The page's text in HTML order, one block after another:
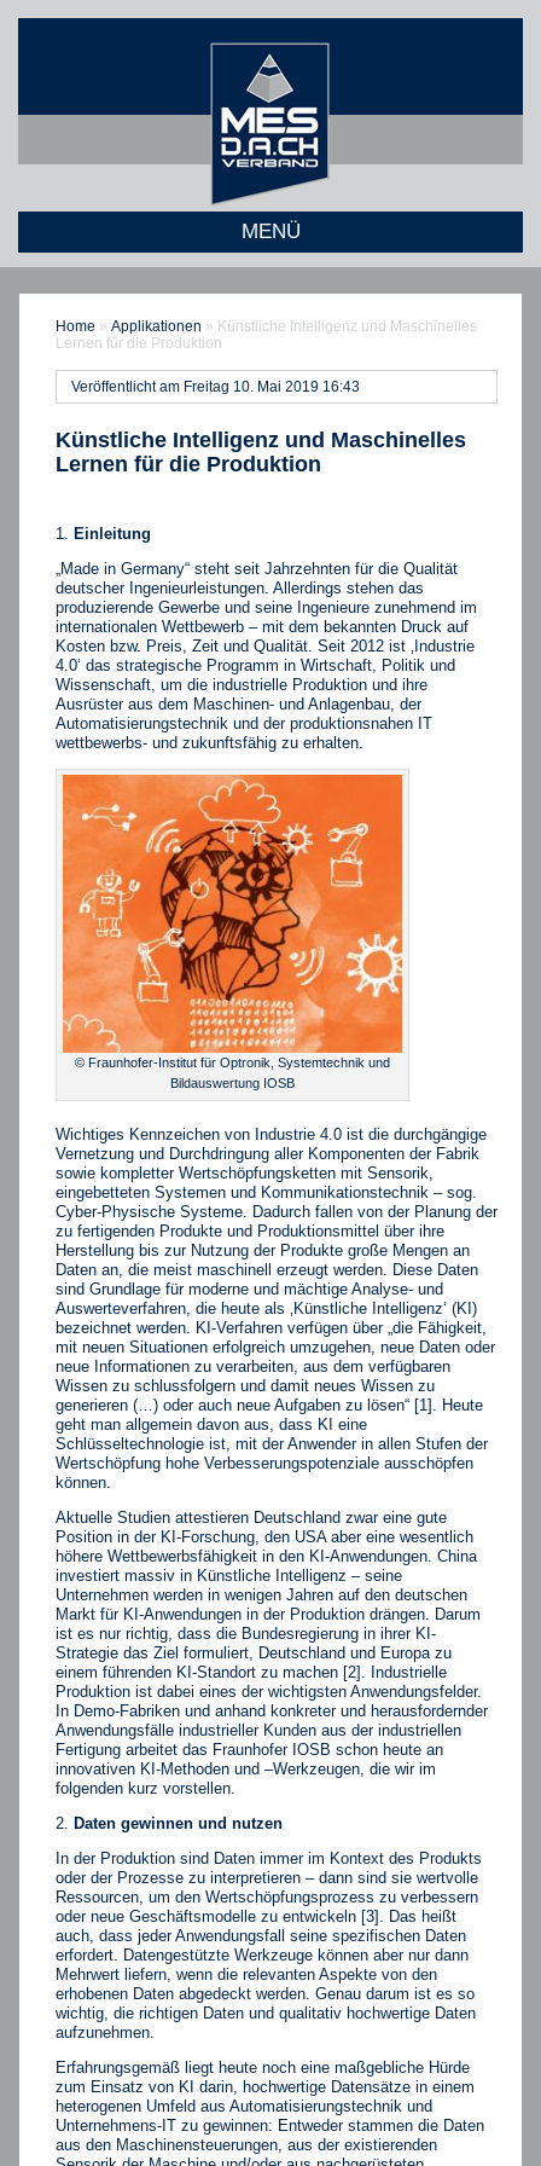
MENÜ
Home » Applikationen » Künstliche Intelligenz und Maschinelles
Lernen für die Produktion
Veröffentlicht am Freitag 10. Mai 2019 16:43
Künstliche Intelligenz und Maschinelles
Lernen für die Produktion
Einleitung
„Made in Germany“ steht seit Jahrzehnten für die Qualität
deutscher Ingenieurleistungen. Allerdings stehen das
produzierende Gewerbe und seine Ingenieure zunehmend im
internationalen Wettbewerb – mit dem bekannten Druck auf
Kosten bzw. Preis, Zeit und Qualität. Seit 2012 ist ‚Industrie
4.0‘ das strategische Programm in Wirtschaft, Politik und
Wissenschaft, um die industrielle Produktion und ihre
Ausrüster aus dem Maschinen- und Anlagenbau, der
Automatisierungstechnik und der produktionsnahen IT
wettbewerbs- und zukunftsfähig zu erhalten.
© Fraunhofer-Institut für Optronik, Systemtechnik und
Bildauswertung IOSB
Wichtiges Kennzeichen von Industrie 4.0 ist die durchgängige
Vernetzung und Durchdringung aller Komponenten der Fabrik
sowie kompletter Wertschöpfungsketten mit Sensorik,
eingebetteten Systemen und Kommunikationstechnik – sog.
Cyber-Physische Systeme. Dadurch fallen von der Planung der
zu fertigenden Produkte und Produktionsmittel über ihre
Herstellung bis zur Nutzung der Produkte große Mengen an
Daten an, die meist maschinell erzeugt werden. Diese Daten
sind Grundlage für moderne und mächtige Analyse- und
Auswerteverfahren, die heute als ‚Künstliche Intelligenz‘ (KI)
bezeichnet werden. KI-Verfahren verfügen über „die Fähigkeit,
mit neuen Situationen erfolgreich umzugehen, neue Daten oder
neue Informationen zu verarbeiten, aus dem verfügbaren
Wissen zu schlussfolgern und damit neues Wissen zu
generieren (…) oder auch neue Aufgaben zu lösen“ [1]. Heute
geht man allgemein davon aus, dass KI eine
Schlüsseltechnologie ist, mit der Anwender in allen Stufen der
Wertschöpfung hohe Verbesserungspotenziale ausschöpfen
können.
Aktuelle Studien attestieren Deutschland zwar eine gute
Position in der KI-Forschung, den USA aber eine wesentlich
höhere Wettbewerbsfähigkeit in den KI-Anwendungen. China
investiert massiv in Künstliche Intelligenz – seine
Unternehmen werden in wenigen Jahren auf den deutschen
Markt für KI-Anwendungen in der Produktion drängen. Darum
ist es nur richtig, dass die Bundesregierung in ihrer KI-
Strategie das Ziel formuliert, Deutschland und Europa zu
einem führenden KI-Standort zu machen [2]. Industrielle
Produktion ist dabei eines der wichtigsten Anwendungsfelder.
In Demo-Fabriken und anhand konkreter und herausfordernder
Anwendungsfälle industrieller Kunden aus der industriellen
Fertigung arbeitet das Fraunhofer IOSB schon heute an
innovativen KI-Methoden und –Werkzeugen, die wir im
folgenden kurz vorstellen.
Daten gewinnen und nutzen
In der Produktion sind Daten immer im Kontext des Produkts
oder der Prozesse zu interpretieren – dann sind sie wertvolle
Ressourcen, um den Wertschöpfungsprozess zu verbessern
oder neue Geschäftsmodelle zu entwickeln [3]. Das heißt
auch, dass jeder Anwendungsfall seine spezifischen Daten
erfordert. Datengestützte Werkzeuge können aber nur dann
Mehrwert liefern, wenn die relevanten Aspekte von den
erhobenen Daten abgedeckt werden. Genau darum ist es so
wichtig, die richtigen Daten und qualitativ hochwertige Daten
aufzunehmen.
Erfahrungsgemäß liegt heute noch eine maßgebliche Hürde
zum Einsatz von KI darin, hochwertige Datensätze in einem
heterogenen Umfeld aus Automatisierungstechnik und
Unternehmens-IT zu gewinnen: Entweder stammen die Daten
aus den Maschinensteuerungen, aus der existierenden